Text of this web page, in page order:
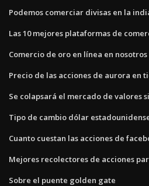
Podemos comerciar divisas en la
Las 10 mejores plataformas de
Comercio de oro en línea en nosotros
Precio de las acciones de aurora en
Se colapsará el mercado de valores
Tipo de cambio dólar
Cuanto cuestan las acciones de
Mejores recolectores de acciones
Sobre el puente golden gate